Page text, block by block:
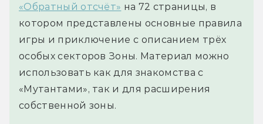
«Обратный отсчёт» на 72 страницы, в
котором представлены основные правила
игры и приключение с описанием трёх
особых секторов Зоны. Материал можно
использовать как для знакомства с
«Мутантами», так и для расширения
собственной зоны.